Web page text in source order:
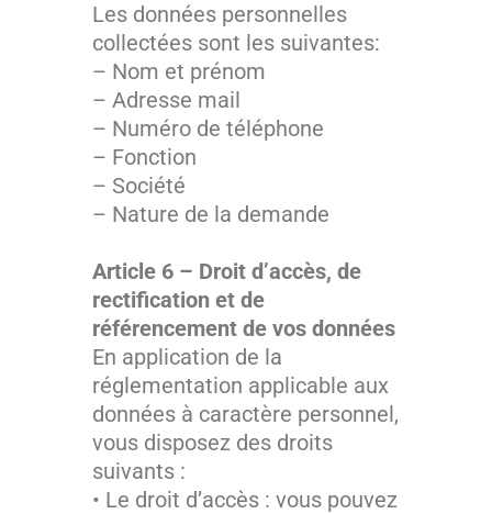
Les données personnelles
collectées sont les suivantes:
– Nom et prénom
– Adresse mail
– Numéro de téléphone
– Fonction
– Société
– Nature de la demande
Article 6 – Droit d’accès, de
rectification et de
référencement de vos données
En application de la
réglementation applicable aux
données à caractère personnel,
vous disposez des droits
suivants :
• Le droit d’accès : vous pouvez